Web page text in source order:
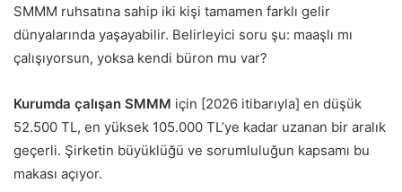
SMMM ruhsatına sahip iki kişi tamamen farklı gelir
dünyalarında yaşayabilir. Belirleyici soru şu: maaşlı mı
çalışıyorsun, yoksa kendi büron mu var?
Kurumda çalışan SMMM için [2026 itibarıyla] en düşük
52.500 TL, en yüksek 105.000 TL’ye kadar uzanan bir aralık
geçerli. Şirketin büyüklüğü ve sorumluluğun kapsamı bu
makası açıyor.